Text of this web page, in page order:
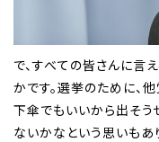
で、すべての皆さんに言
かです。選挙のために、
下傘でもいいから出そう
ないかなという思いもあ